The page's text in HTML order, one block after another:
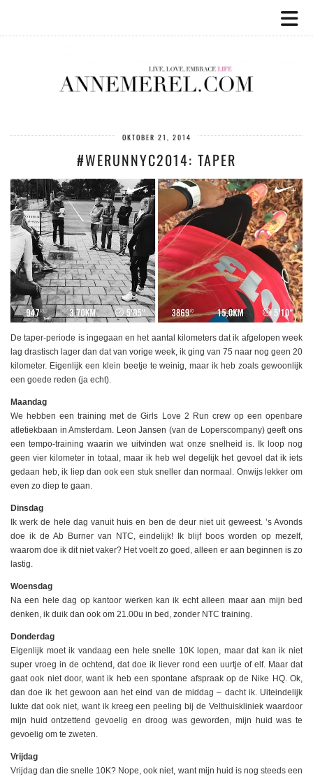
OKTOBER 21, 2014
#WERUNNYC2014: TAPER
De taper-periode is ingegaan en het aantal kilometers dat ik afgelopen week
lag drastisch lager dan dat van vorige week, ik ging van 75 naar nog geen 20
kilometer. Eigenlijk een klein beetje te weinig, maar ik heb zoals gewoonlijk
een goede reden (ja echt).
Maandag
We hebben een training met de Girls Love 2 Run crew op een openbare
atletiekbaan in Amsterdam. Leon Jansen (van de Loperscompany) geeft ons
een tempo-training waarin we uitvinden wat onze snelheid is. Ik loop nog
geen vier kilometer in totaal, maar ik heb wel degelijk het gevoel dat ik iets
gedaan heb, ik liep dan ook een stuk sneller dan normaal. Onwijs lekker om
even zo diep te gaan.
Dinsdag
Ik werk de hele dag vanuit huis en ben de deur niet uit geweest. ’s Avonds
doe ik de Ab Burner van NTC, eindelijk! Ik blijf boos worden op mezelf,
waarom doe ik dit niet vaker? Het voelt zo goed, alleen er aan beginnen is zo
lastig.
Woensdag
Na een hele dag op kantoor werken kan ik echt alleen maar aan mijn bed
denken, ik duik dan ook om 21.00u in bed, zonder NTC training.
Donderdag
Eigenlijk moet ik vandaag een hele snelle 10K lopen, maar dat kan ik niet
super vroeg in de ochtend, dat doe ik liever rond een uurtje of elf. Maar dat
gaat ook niet door, want ik heb een spontane afspraak op de Nike HQ. Ok,
dan doe ik het gewoon aan het eind van de middag – dacht ik. Uiteindelijk
lukte dat ook niet, want ik kreeg een peeling bij de Velthuiskliniek waardoor
mijn huid ontzettend gevoelig en droog was geworden, mijn huid was te
gevoelig om te zweten.
Vrijdag
Vrijdag dan die snelle 10K? Nope, ook niet, want mijn huid is nog steeds een